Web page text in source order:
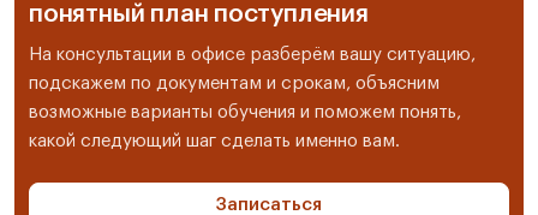
понятный план поступления
На консультации в офисе разберём вашу ситуацию,
подскажем по документам и срокам, объясним
возможные варианты обучения и поможем понять,
какой следующий шаг сделать именно вам.
Записаться